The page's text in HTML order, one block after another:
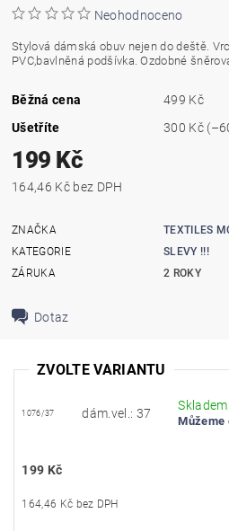
Neohodnoceno
Stylová dámská obuv nejen do deště.
PVC,bavlněná podšívka. Ozdobné
Běžná cena
499 Kč
Ušetříte
300 Kč
199 Kč
164,46 Kč bez DPH
ZNAČKA
TEXTILES
KATEGORIE
SLEVY !!!
ZÁRUKA
2 ROKY
Dotaz
ZVOLTE VARIANTU
1076/37 dám.vel.: 37
Skladem
Můžeme
199 Kč
164,46 Kč bez DPH